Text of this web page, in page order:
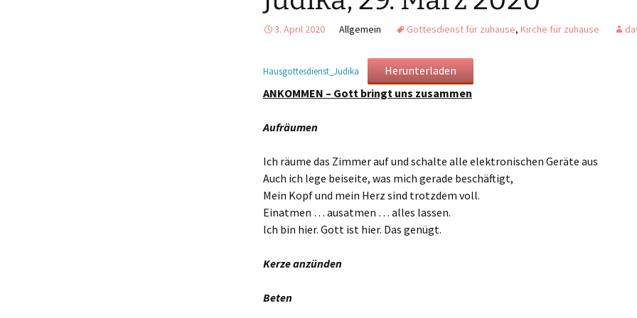
Friedensgebet
Mahlfeier am Karfreitag
Weitere Kasualien Trauung und Ehejubiläum
Gottesdienstentwürfe –
3. April 2020 Allgemein Gottesdienst für zuhause, Kirche für zuhause
Hausgottesdienst_Judika
Herunterladen
ANKOMMEN – Gott bringt uns zusammen
Aufräumen
Ich räume das Zimmer auf und schalte alle elektronischen Geräte aus
Auch ich lege beiseite, was mich gerade beschäftigt,
Mein Kopf und mein Herz sind trotzdem voll.
Einatmen … ausatmen … alles lassen.
Ich bin hier. Gott ist hier. Das genügt.
Kerze anzünden
Beten